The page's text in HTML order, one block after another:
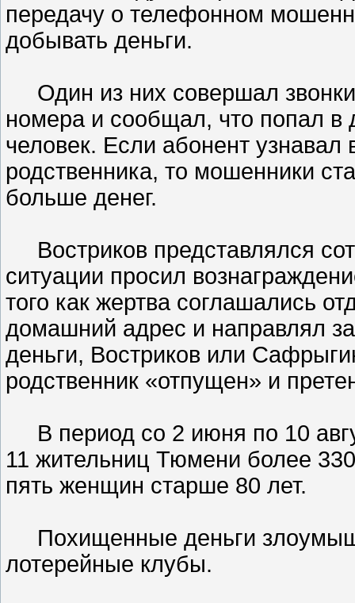
передачу о телефонном
добывать деньги.
Один из них совершал
номера и сообщал, что попал в
человек. Если абонент узнавал
родственника, то мошенники
больше денег.
Востриков представлялся
ситуации просил
того как жертва соглашались
домашний адрес и направлял
деньги, Востриков или
родственник «отпущен» и
В период со 2 июня по 10
11 жительниц Тюмени более
пять женщин старше 80 лет.
Похищенные деньги
лотерейные клубы.